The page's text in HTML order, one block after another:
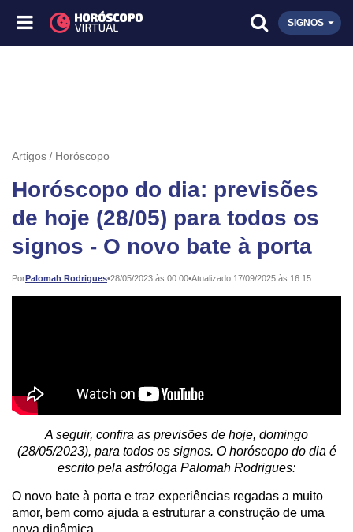
SIGNOS
Artigos Horóscopo
Horóscopo do dia: previsões
de hoje (28/05) para todos os
signos - O novo bate à porta
PorPalomah Rodrigues•
Publicado: 28/05/2023 às 00:00•Atualizado:17/09/2025 às 16:15
A seguir, confira as previsões de hoje, domingo
(28/05/2023), para todos os signos. O horóscopo do dia é
escrito pela astróloga Palomah Rodrigues:
O novo bate à porta e traz experiências regadas a muito
amor, bem como ajuda a estruturar a construção de uma
nova dinâmica.